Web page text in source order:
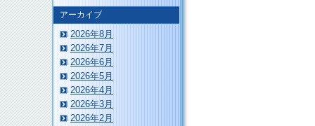
アーカイブ
2026年8月
2026年7月
2026年6月
2026年5月
2026年4月
2026年3月
2026年2月